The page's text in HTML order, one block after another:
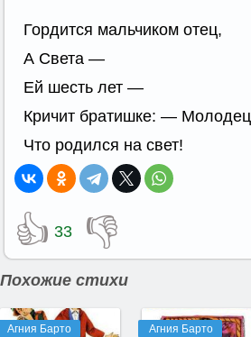
Гордится мальчиком отец,
А Света —
Ей шесть лет —
Кричит братишке: —
Что родился на свет!
👍 33 👎
Похожие стихи
Агния Барто Агния Барто